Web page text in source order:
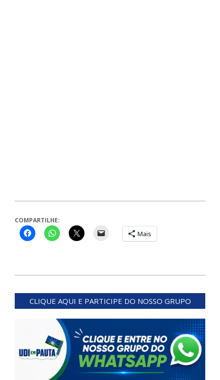
COMPARTILHE:
Mais
02-
CLIQUE AQUI E PARTICIPE DO NOSSO GRUPO